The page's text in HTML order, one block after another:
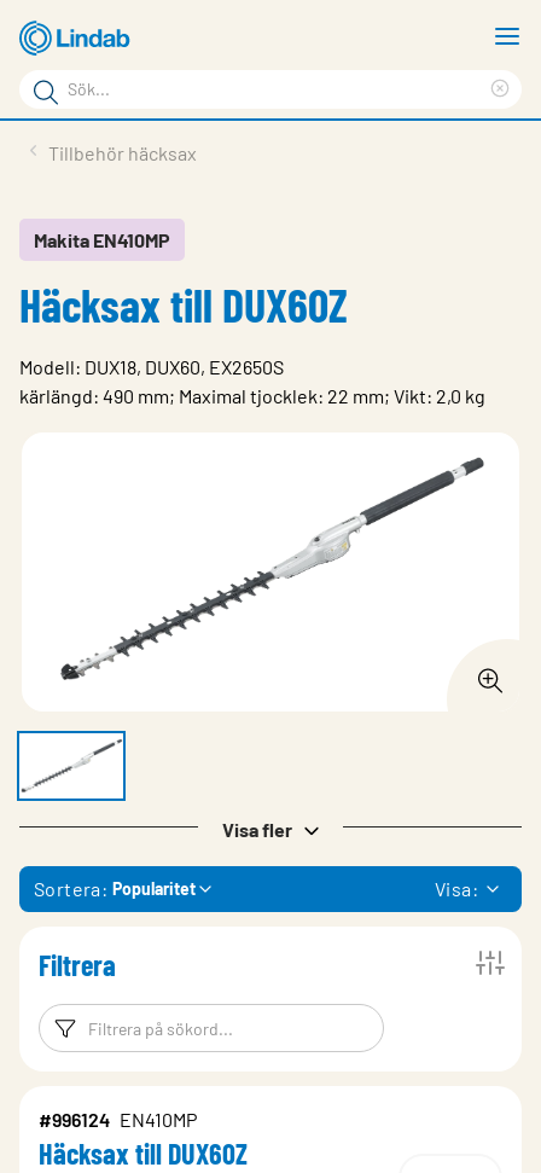
Hoppa
till
huvudinnehållet
Sökord
Sök
på
Service & Support
Hållbarhet
Kontakt
Tillbehör häcksax
Makita EN410MP
Häcksax till DUX60Z
Modell: DUX18, DUX60, EX2650S
kärlängd: 490 mm; Maximal tjocklek: 22 mm; Vikt: 2,0 kg
Visa fler
Sortera: Popularitet Visa:
Filtrera
Filtreringsord Filtrera
#996124 EN410MP
Häcksax till DUX60Z